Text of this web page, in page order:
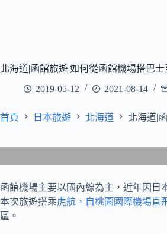
北海道|函館旅遊|如何從函館機場搭巴士
2019-05-12
2021-08-14
首頁 日本旅遊 北海道 北海道|
函館機場主要以國內線為主，近年因日
本次旅遊搭乘虎航，自桃園國際機場直
區。